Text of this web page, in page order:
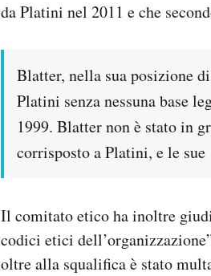
da Platini nel 2011 e che
Blatter, nella sua posizione
Platini senza nessuna base
1999. Blatter non è stato in
corrisposto a Platini, e le
Il comitato etico ha inoltre
codici etici
oltre alla squalifica è stato